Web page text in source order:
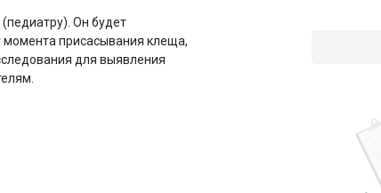
Он будет
момента присасывания клеща,
для выявления